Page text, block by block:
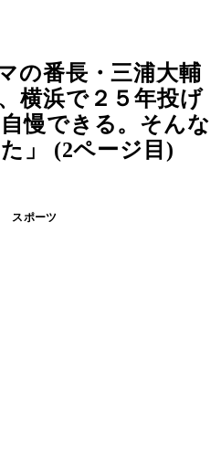
の番長・三浦大輔
横浜で２５年投げ
慢できる。そんな
」 (2ページ目)
スポーツ